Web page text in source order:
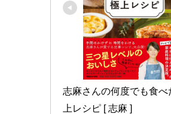
志麻さんの何度でも食べ
上レシピ [ 志麻 ]